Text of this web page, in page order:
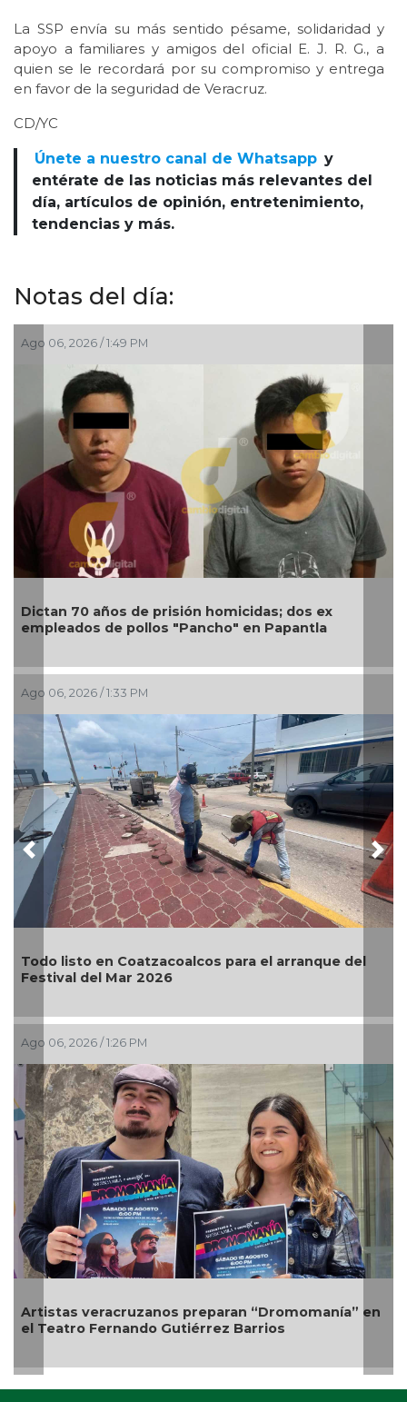
La SSP envía su más sentido pésame, solidaridad y
apoyo a familiares y amigos del oficial E. J. R. G., a
quien se le recordará por su compromiso y entrega
en favor de la seguridad de Veracruz.
CD/YC
Únete a nuestro canal de Whatsapp y
entérate de las noticias más relevantes del
día, artículos de opinión, entretenimiento,
tendencias y más.
Notas del día:
Ago 06, 2026 / 1:49 PM
Dictan 70 años de prisión homicidas; dos ex
empleados de pollos "Pancho" en Papantla
Ago 06, 2026 / 1:33 PM
Todo listo en Coatzacoalcos para el arranque del
Festival del Mar 2026
Ago 06, 2026 / 1:26 PM
Artistas veracruzanos preparan “Dromomanía” en
el Teatro Fernando Gutiérrez Barrios
Previous